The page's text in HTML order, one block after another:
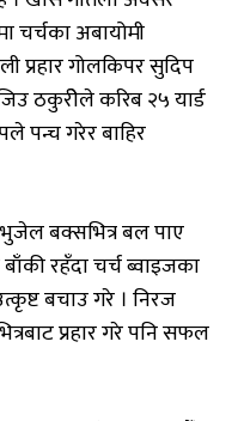
अबायोमी
गोलकिपर सुदिप
ठकुरीेले करिब २५ यार्ड
पन्च गरेर बाहिर
बक्सभित्र बल पाए
रहँदा चर्च ब्वाइजका
बचाउ गरे । निरज
प्रहार गरे पनि सफल